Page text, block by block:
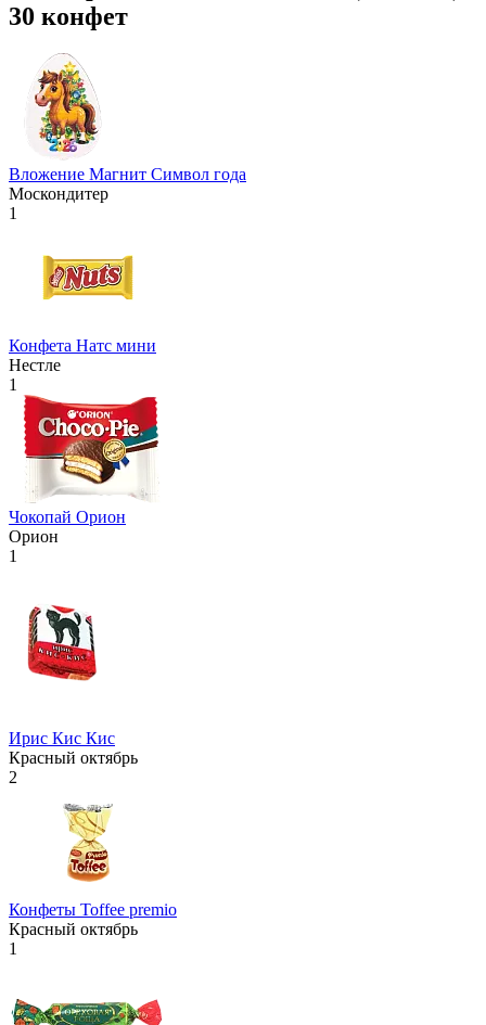
30 конфет
Вложение Магнит Символ года
Москондитер
1
Конфета Натс мини
Нестле
1
Чокопай Орион
Орион
1
Ирис Кис Кис
Красный октябрь
2
Конфеты Toffee premio
Красный октябрь
1